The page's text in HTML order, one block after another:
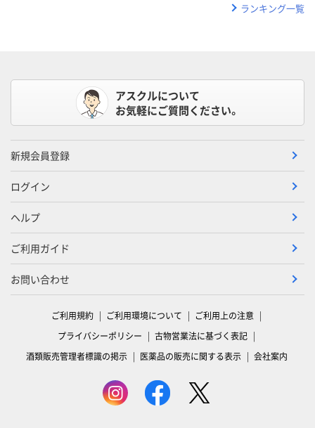
ランキング一覧
アスクルについて
お気軽にご質問ください。
新規会員登録
ログイン
ヘルプ
ご利用ガイド
お問い合わせ
ご利用規約 ご利用環境について
ご利用上の注意
プライバシーポリシー
古物営業法に基づく表記
酒類販売管理者標識の掲示
医薬品の販売に関する表示 会社案内